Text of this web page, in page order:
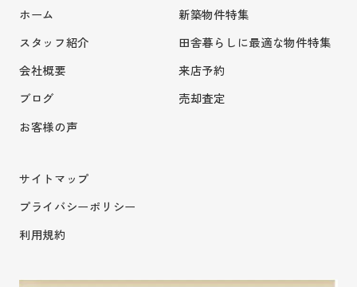
ホーム
スタッフ紹介
会社概要
ブログ
お客様の声
新築物件特集
田舎暮らしに最適な物件特集
来店予約
売却査定
サイトマップ
プライバシーポリシー
利用規約